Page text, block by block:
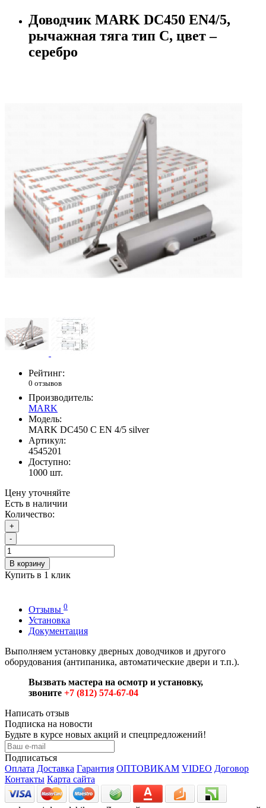
Доводчик MARK DC450 EN4/5,
рычажная тяга тип C, цвет –
серебро
Рейтинг:
0 отзывов
Производитель:
MARK
Модель:
MARK DC450 C EN 4/5 silver
Артикул:
4545201
Доступно:
1000 шт.
Цену уточняйте
Есть в наличии
Количество:
+
-
В корзину
Купить в 1 клик
Отзывы 0
Установка
Документация
Выполняем установку дверных доводчиков и другого
оборудования (антипаника, автоматические двери и т.п.).
Вызвать мастера на осмотр и установку,
звоните +7 (812) 574-67-04
Написать отзыв
Подписка на новости
Будьте в курсе новых акций и спецпредложений!
Подписаться
Оплата Доставка Гарантия ОПТОВИКАМ VIDEO Договор
Контакты Карта сайта